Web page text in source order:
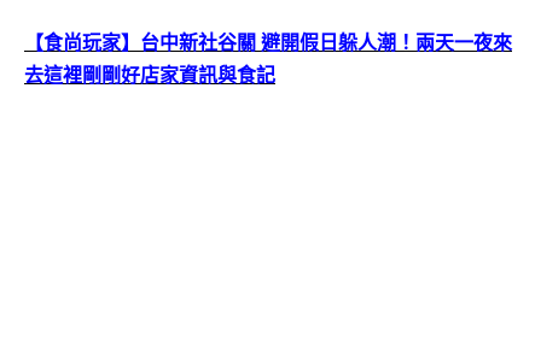
【食尚玩家】台中新社谷關 避開假日躲人潮！兩天一夜來
去這裡剛剛好店家資訊與食記